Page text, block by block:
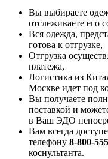
Вы выбираете
отслеживаете его
Вся одежда,
готова к отгрузке,
Отгрузка
платежа,
Логистика из
Москве идет под
Вы получаете
поставкой и
в Ваш ЭДО
Вам всегда
телефону 8-800-
коснультанта.